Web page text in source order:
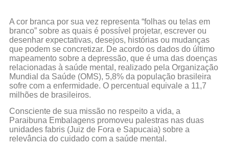
A cor branca por sua vez representa “folhas ou telas em
branco” sobre as quais é possível projetar, escrever ou
desenhar expectativas, desejos, histórias ou mudanças
que podem se concretizar. De acordo os dados do último
mapeamento sobre a depressão, que é uma das doenças
relacionadas à saúde mental, realizado pela Organização
Mundial da Saúde (OMS), 5,8% da população brasileira
sofre com a enfermidade. O percentual equivale a 11,7
milhões de brasileiros.
Consciente de sua missão no respeito a vida, a
Paraibuna Embalagens promoveu palestras nas duas
unidades fabris (Juiz de Fora e Sapucaia) sobre a
relevância do cuidado com a saúde mental.